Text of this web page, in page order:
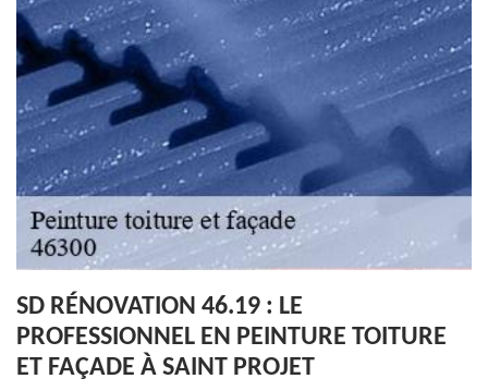
SD RÉNOVATION 46.19 : LE
PROFESSIONNEL EN PEINTURE TOITURE
ET FAÇADE À SAINT PROJET